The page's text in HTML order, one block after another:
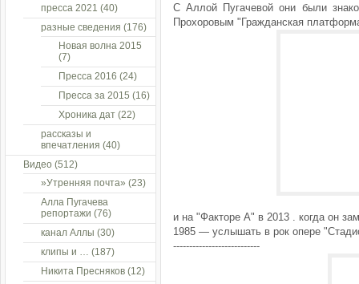
С Аллой Пугачевой они были
Прохоровым "Гражданская
и на "Факторе А" в 2013 . когда он
1985 — услышать в рок опере
---------------------------
пресса 2021 (40)
разные сведения (176)
Новая волна 2015
(7)
Пресса 2016 (24)
Пресса за 2015 (16)
Хроника дат (22)
рассказы и
впечатления (40)
Видео (512)
»Утренняя почта» (23)
Алла Пугачева
репортажи (76)
канал Аллы (30)
клипы и … (187)
Никита Пресняков (12)